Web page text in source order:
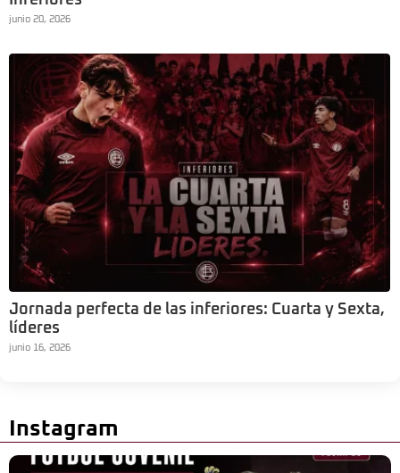
junio 20, 2026
Jornada perfecta de las inferiores: Cuarta y Sexta,
líderes
junio 16, 2026
Instagram